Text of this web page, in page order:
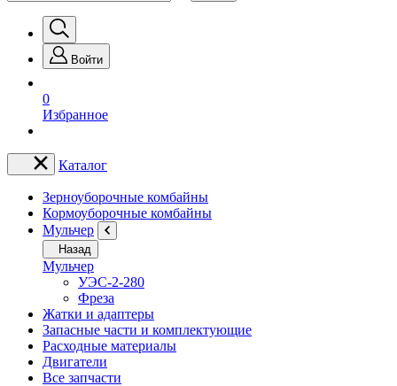
Войти
0
Избранное
Каталог
Зерноуборочные комбайны
Кормоуборочные комбайны
Мульчер
Назад
Мульчер
УЭС-2-280
Фреза
Жатки и адаптеры
Запасные части и комплектующие
Расходные материалы
Двигатели
Все запчасти